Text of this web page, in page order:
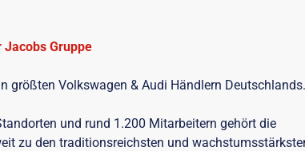
Gruppe
größten Volkswagen & Audi Händlern Deutschlands.
und rund 1.200 Mitarbeitern gehört die
zu den traditionsreichsten und